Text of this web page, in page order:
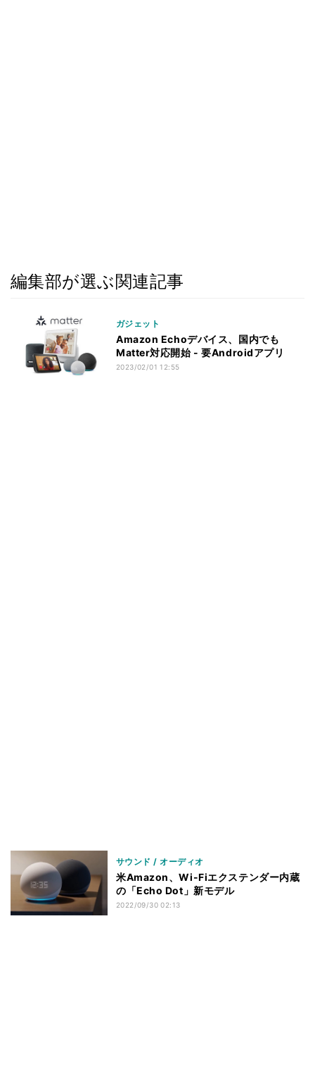
編集部が選ぶ関連記事
ガジェット
Amazon Echoデバイス、国内でも
Matter対応開始 - 要Androidアプリ
2023/02/01 12:55
サウンド / オーディオ
米Amazon、Wi-Fiエクステンダー内蔵
の「Echo Dot」新モデル
2022/09/30 02:13